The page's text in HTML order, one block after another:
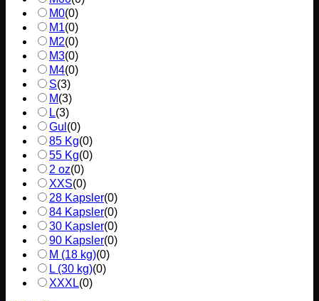
M0(0)
M1(0)
M2(0)
M3(0)
M4(0)
S(3)
M(3)
L(3)
Gul (0)
85 Kg(0)
55 Kg(0)
2 oz(0)
XXS(0)
28 Kapsler(0)
84 Kapsler(0)
30 Kapsler(0)
90 Kapsler(0)
M (18 kg)(0)
L (30 kg)(0)
XXXL(0)